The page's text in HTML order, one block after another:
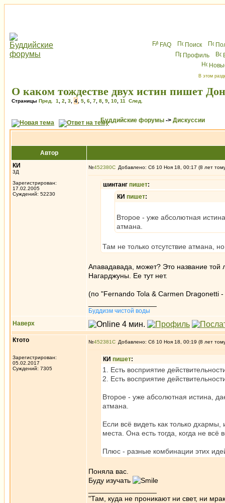
FAQ Поиск
Профиль
В этом
О каком тождестве двух истин пишет
Страницы Пред. 1 2 3 4 5 6 7 8 9 10 11 След.
Буддийские форумы -> Дискуссии
Автор
КИ
3Д
Зарегистрирован:
17.02.2005
Суждений: 52230
№452380 Добавлено: Сб 10 Ноя 18, 00:17 (8 лет
шинтанг пишет:
КИ пишет:
Второе - уже абсолютная
атмана.
Там не только отсутствие атмана,
Апавадавада, может? Это название той
Нагарджуны. Ее тут нет.
(по "Fernando Tola & Carmen Dragonetti
Буддизм чистой воды
Наверх
Ктото
Зарегистрирован:
05.02.2017
Суждений: 7305
№452381 Добавлено: Сб 10 Ноя 18, 00:19 (8 лет
КИ пишет:
1. Есть восприятие
2. Есть восприятие
Второе - уже абсолютная истина,
атмана.
Если всё видеть как только
места. Она есть тогда, когда не всё
Плюс - разные комбинации этих
Поняла вас.
Буду изучать
"Там, куда не проникают ни свет, ни